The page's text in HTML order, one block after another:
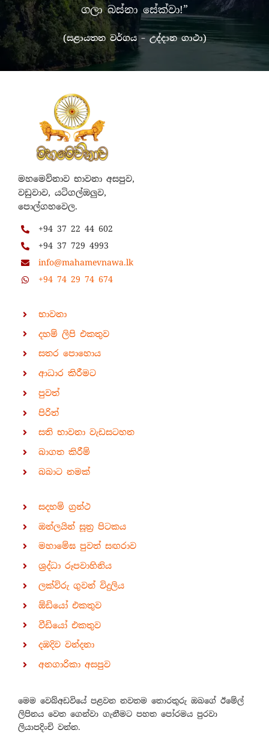
ගලා බස්නා සේක්වා!”
(සළායතන වර්ගය – උද්දාන ගාථා)
මහමෙව්නාව භාවනා අසපුව,
වඩුවාව, යටිගල්ඔලුව,
පොල්ගහවෙල.
+94 37 22 44 602
+94 37 729 4993
info@mahamevnawa.lk
+94 74 29 74 674
භාවනා
දහම් ලිපි එකතුව
සතර පොහොය
ආධාර කිරීමට
පුවත්
පිරිත්
සති භාවනා වැඩසටහන
බාගත කිරීම්
බබාට නමක්
සදහම් ග්‍රන්ථ
ඔන්ලයින් සූත්‍ර පිටකය
මහාමේඝ පුවත් සඟරාව
ශ්‍රද්ධා රූපවාහිනිය
ලක්විරු ගුවන් විදුලිය
ඕඩියෝ එකතුව
වීඩියෝ එකතුව
දඹදිව වන්දනා
අනගාරිකා අසපුව
මෙම වෙබ්අඩවියේ පළවන නවතම තොරතුරු ඔබගේ ඊමේල්
ලිපිනය වෙත ගෙන්වා ගැනීමට පහත පෝරමය පුරවා
ලියාපදිංචි වන්න.